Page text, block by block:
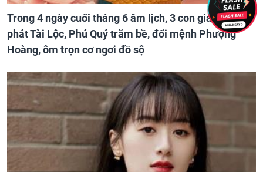
Trong 4 ngày cuối tháng 6 âm lịch, 3 con giáp vượng
phát Tài Lộc, Phú Quý trăm bề, đổi mệnh Phượng
Hoàng, ôm trọn cơ ngơi đồ sộ